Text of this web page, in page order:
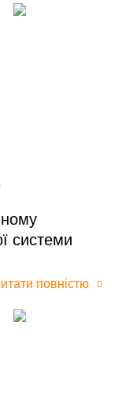
системи
повністю